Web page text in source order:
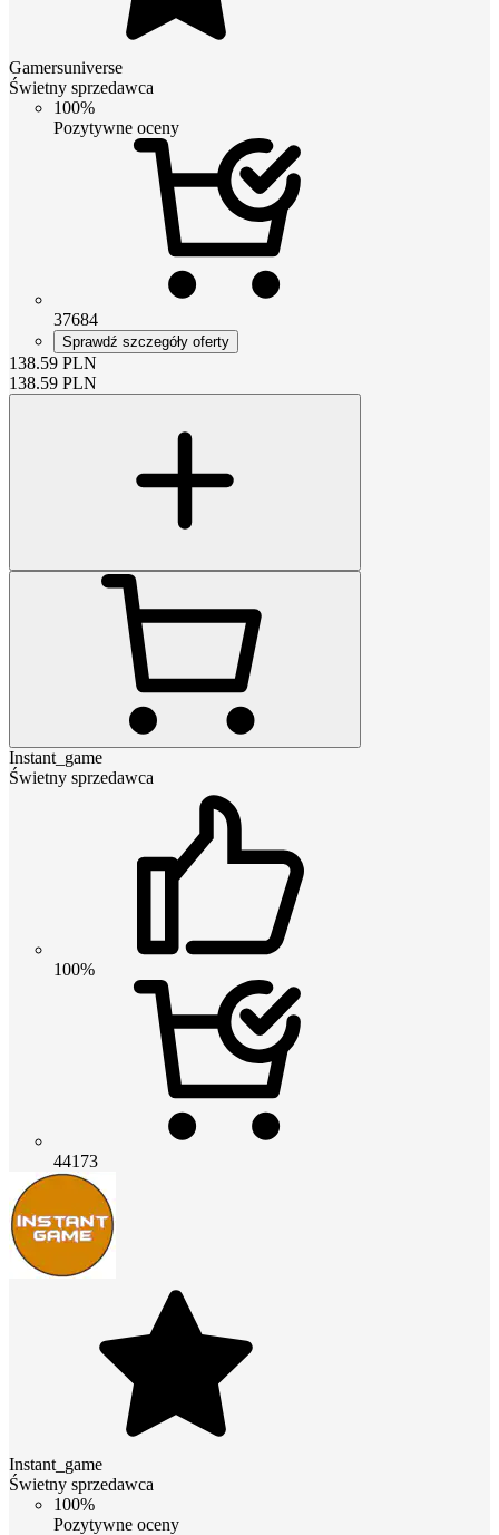
Gamersuniverse
Świetny sprzedawca
100%
Pozytywne oceny
37684
Sprawdź szczegóły oferty
138.59 PLN
138.59 PLN
Instant_game
Świetny sprzedawca
100%
44173
Instant_game
Świetny sprzedawca
100%
Pozytywne oceny